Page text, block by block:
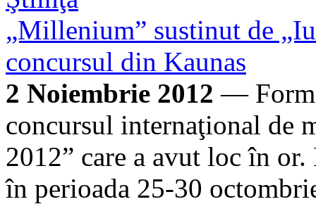
„Millenium” sustinut de
concursul din Kaunas
2 Noiembrie 2012 —
concursul internaţional de
2012” care a avut loc în
în perioada 25-30